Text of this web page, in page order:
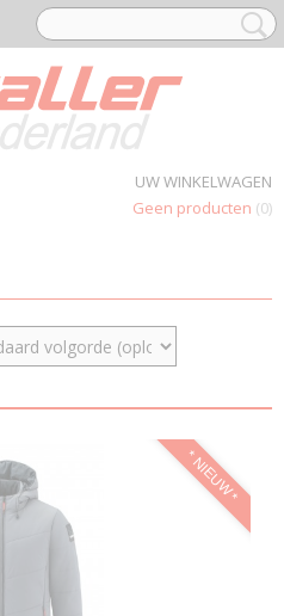
UW WINKELWAGEN
Geen producten (0)
* NIEUW *